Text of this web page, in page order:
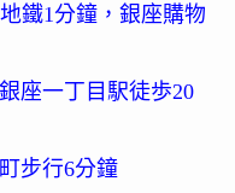
鐵1分鐘，銀座購物
座一丁目駅徒歩20
步行6分鐘